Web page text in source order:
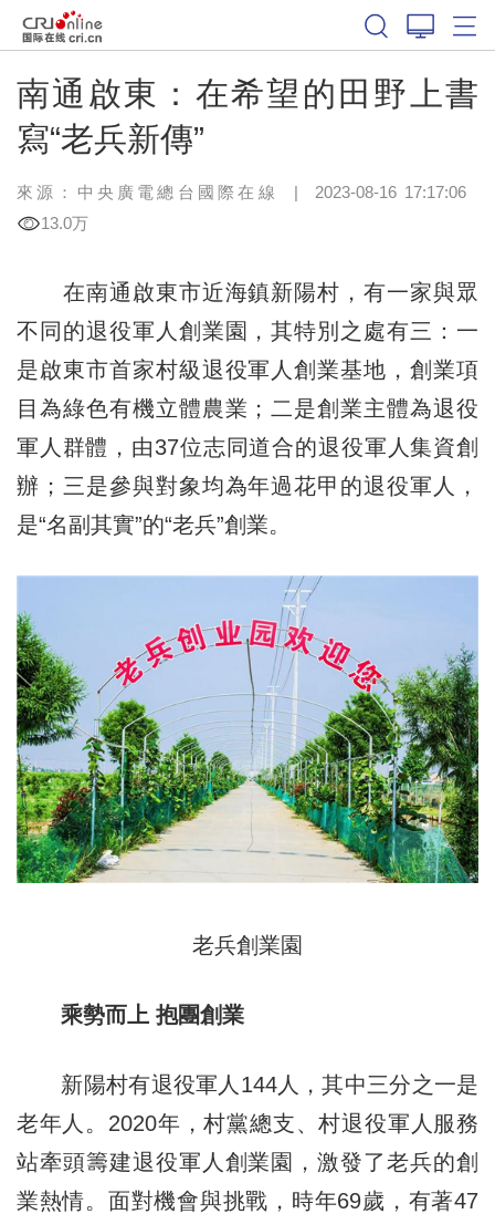
南通啟東：在希望的田野上書
寫“老兵新傳”
來源：中央廣電總台國際在線 | 2023-08-16 17:17:06
13.0万
在南通啟東市近海鎮新陽村，有一家與眾
不同的退役軍人創業園，其特別之處有三：一
是啟東市首家村級退役軍人創業基地，創業項
目為綠色有機立體農業；二是創業主體為退役
軍人群體，由37位志同道合的退役軍人集資創
辦；三是參與對象均為年過花甲的退役軍人，
是“名副其實”的“老兵”創業。
老兵創業園
乘勢而上 抱團創業
新陽村有退役軍人144人，其中三分之一是
老年人。2020年，村黨總支、村退役軍人服務
站牽頭籌建退役軍人創業園，激發了老兵的創
業熱情。面對機會與挑戰，時年69歲，有著47